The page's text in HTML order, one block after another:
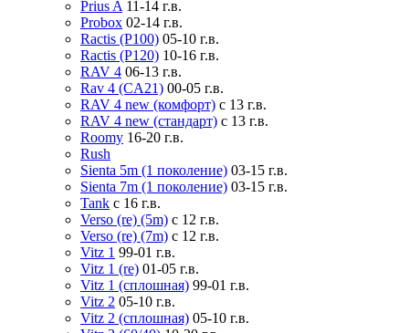
Prius A 11-14 г.в.
Probox 02-14 г.в.
Ractis (P100) 05-10 г.в.
Ractis (P120) 10-16 г.в.
RAV 4 06-13 г.в.
Rav 4 (CA21) 00-05 г.в.
RAV 4 new (комфорт) с 13 г.в.
RAV 4 new (стандарт) с 13 г.в.
Roomy 16-20 г.в.
Rush
Sienta 5m (1 поколение) 03-15 г.в.
Sienta 7m (1 поколение) 03-15 г.в.
Tank с 16 г.в.
Verso (re) (5m) с 12 г.в.
Verso (re) (7m) с 12 г.в.
Vitz 1 99-01 г.в.
Vitz 1 (re) 01-05 г.в.
Vitz 1 (сплошная) 99-01 г.в.
Vitz 2 05-10 г.в.
Vitz 2 (сплошная) 05-10 г.в.